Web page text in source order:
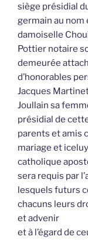
siège présidial
germain au
damoiselle
Pottier notaire
demeurée
d’honorables
Jacques
Joullain sa
présidial de
parents et amis
mariage et
catholique
sera requis par
lesquels futurs
chacuns leurs
et advenir
et à l’égard de